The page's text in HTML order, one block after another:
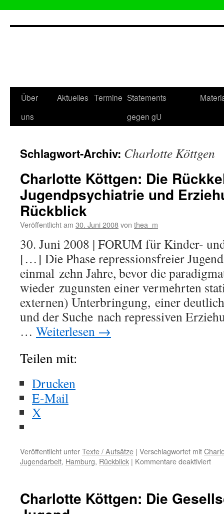
Inhalt
Über
uns
Aktuelles Termine Statements
gegen gU
Schlagwort-Archiv: Charlotte Köttgen
Charlotte Köttgen: Die
Jugendpsychiatrie und
Rückblick
Veröffentlicht am 30. Juni 2008von thea_m
30. Juni 2008 | FORUM für Kinder-
[…] Die Phase repressionsfreier
einmal zehn Jahre, bevor die
wieder zugunsten einer vermehrten
externen) Unterbringung, einer
und der Suche nach repressiven
… Weiterlesen →
Teilen mit:
Drucken
E-Mail
X
Veröffentlicht unterTexte / Aufsätze | Verschlagwortet mit
Jugendarbeit, Hamburg, Rückblick | Kommentare deaktiviert
Die
Charlotte Köttgen: Die